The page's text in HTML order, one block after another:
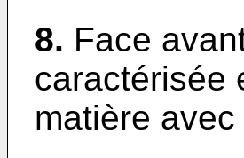
8. Face
caractérisée
matière